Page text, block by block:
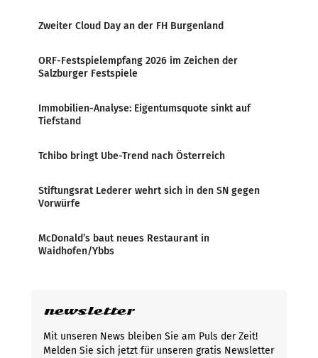
Zweiter Cloud Day an der FH Burgenland
ORF-Festspielempfang 2026 im Zeichen der
Salzburger Festspiele
Immobilien-Analyse: Eigentumsquote sinkt auf
Tiefstand
Tchibo bringt Ube-Trend nach Österreich
Stiftungsrat Lederer wehrt sich in den SN gegen
Vorwürfe
McDonald’s baut neues Restaurant in
Waidhofen/Ybbs
newsletter
Mit unseren News bleiben Sie am Puls der Zeit!
Melden Sie sich jetzt für unseren gratis Newsletter